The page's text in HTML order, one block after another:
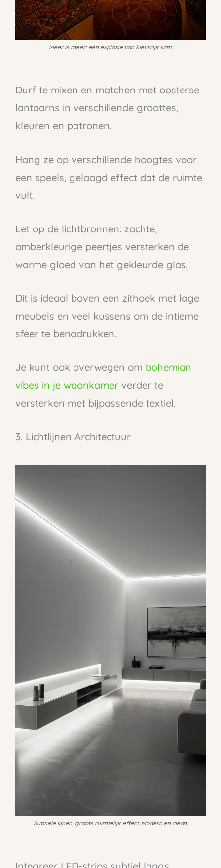
Meer is meer: een explosie van kleurrijk licht.
Durf te mixen en matchen met oosterse
lantaarns in verschillende groottes,
kleuren en patronen.
Hang ze op verschillende hoogtes voor
een speels, gelaagd effect dat de ruimte
vult.
Let op de lichtbronnen: zachte,
amberkleurige peertjes versterken de
warme gloed van het gekleurde glas.
Dit is ideaal boven een zithoek met lage
meubels en veel kussens om de intieme
sfeer te benadrukken.
Je kunt ook overwegen om bohemian
vibes in je woonkamerverder te
versterken met bijpassende textiel.
3. Lichtlijnen Architectuur
Subtiele lijnen, groots ruimtelijk effect. Modern en clean.